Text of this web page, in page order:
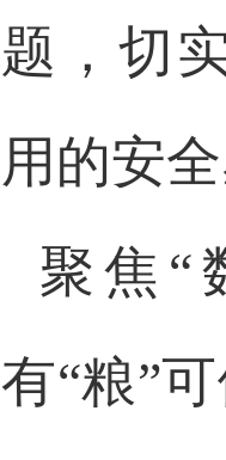
题，切
用的安
聚焦“
有“粮”